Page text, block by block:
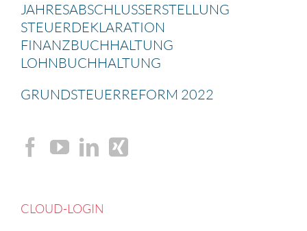
JAHRES­AB­SCHLUSS­ERSTEL­LUNG
STEUER­DE­KLA­RA­TION
FINANZ­BUCH­HAL­TUNG
LOHNBUCH­HAL­TUNG
GRUND­STEU­ER­RE­FORM 2022
CLOUD-LOGIN